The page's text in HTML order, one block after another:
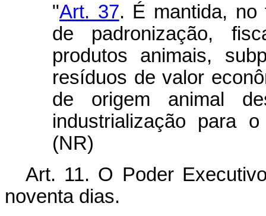
"Art. 37. É mantida, no
de padronização,
produtos animais,
resíduos de valor
de origem animal
industrialização para
(NR)
Art. 11. O Poder
noventa dias.